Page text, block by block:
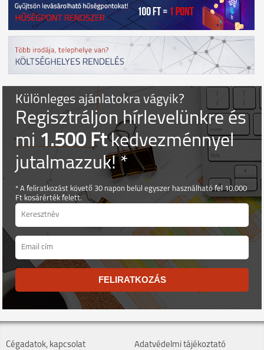
Különleges ajánlatokra vágyik?
Regisztráljon hírlevelünkre és
mi1.500 Ftkedvezménnyel
jutalmazzuk! *
* A feliratkozást követő 30 napon belül egyszer használható fel 10.000
Ft kosárérték felett.
FELIRATKOZÁS
Cégadatok, kapcsolat
Adatvédelmi tájékoztató